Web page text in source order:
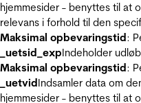
hjemmesider - benyttes til at
relevans i forhold til den
Maksimal opbevaringstid:
_uetsid_expIndeholder
Maksimal opbevaringstid:
_uetvidIndsamler data om
hjemmesider - benyttes til at